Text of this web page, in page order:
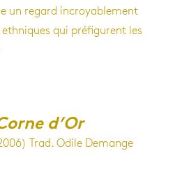
un regard incroyablement
ethniques qui préfigurent les
d’Or
Trad. Odile Demange